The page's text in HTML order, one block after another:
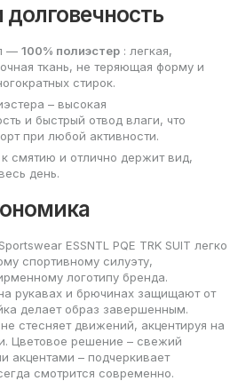
— 100% полиэстер : легкая,
ткань, не теряющая форму и
стирок.
– высокая
и быстрый отвод влаги, что
при любой активности.
смятию и отлично держит вид,
день.
ESSNTL PQE TRK SUIT легко
спортивному силуэту,
логотипу бренда.
рукавах и брючинах защищают от
делает образ завершенным.
стесняет движений, акцентируя на
Цветовое решение – свежий
акцентами – подчеркивает
смотрится современно.